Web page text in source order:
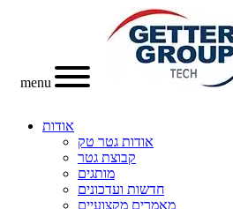
menu
אודות
אודות גטר טק
קבוצת גטר
מותגים
חדשות ועדכונים
מאמרים מקצועיים